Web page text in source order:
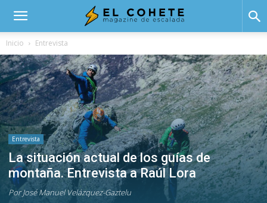
Cohete
Inicio Entrevista
Entrevista
La situación actual de los guías de
montaña. Entrevista a Raúl Lora
Por José Manuel Velázquez-Gaztelu